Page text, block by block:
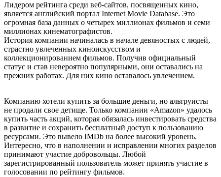
Лидером рейтинга среди веб-сайтов, посвященных кино,
является английский портал Internet Movie Database. Это
огромная база данных о четырех миллионах фильмов и семи
миллионах кинематографистов.
История компании начиналась в начале девяностых с людей,
страстно увлеченных киноискусством и
коллекционированием фильмов. Получив официальный
статус и став невероятно популярными, они оставались на
прежних работах. Для них кино оставалось увлечением.
Компанию хотели купить за большие деньги, но альтруисты
не продали свое детище. Только компании «Amazon» удалось
купить часть акций, которая обязалась инвестировать средства
в развитие и сохранить бесплатный доступ к пользованию
ресурсами. Это вывело IMDb на более высокий уровень.
Интересно, что в наполнении и исправлении многих разделов
принимают участие добровольцы. Любой
зарегистрированный пользователь может принять участие в
голосовании по рейтингу фильмов.